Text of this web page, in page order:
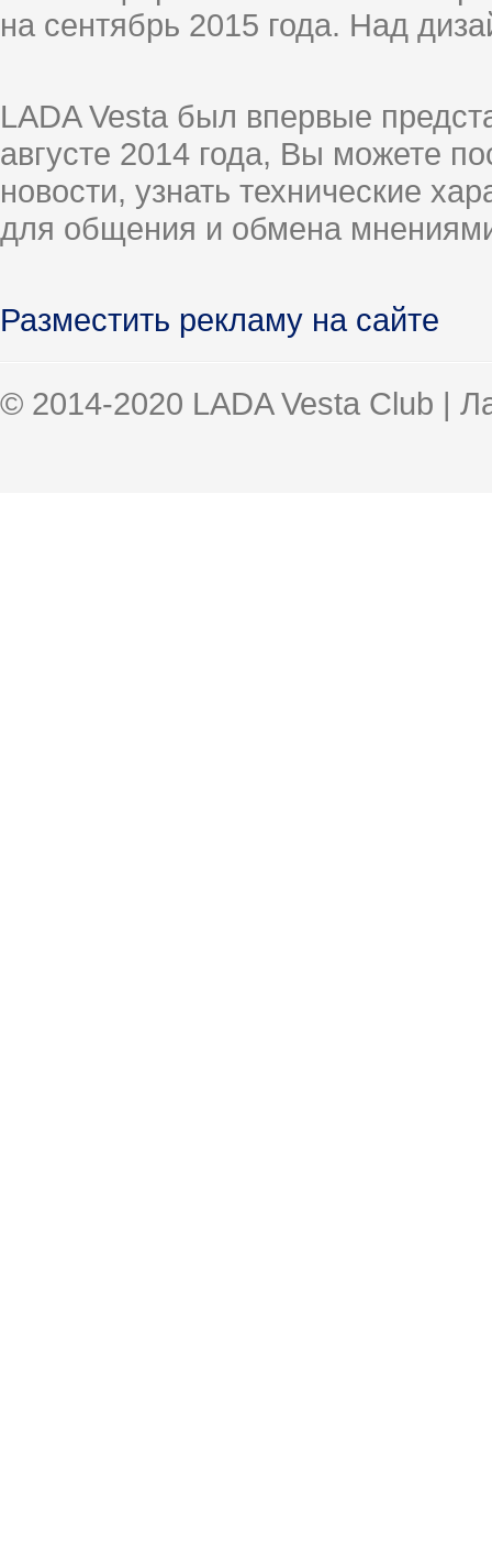
на сентябрь 2015 года. Над
LADA Vesta был впервые
августе 2014 года, Вы можете
новости, узнать технические
для общения и обмена
Разместить рекламу на сайте
© 2014-2020 LADA Vesta Club |